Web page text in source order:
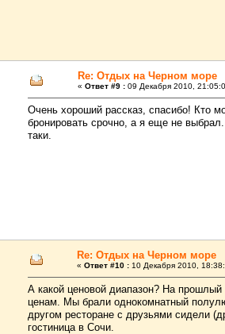
Re: Отдых на Черном море
« Ответ #9 : 09 Декабря 2010,
Очень хороший рассказ, спасибо! Кто
бронировать срочно, а я еще не
таки.
Re: Отдых на Черном море
« Ответ #10 : 10 Декабря 2010,
А какой ценовой диапазон? На
ценам. Мы брали однокомнатный
другом ресторане с друзьями сидели
гостиница в Сочи.